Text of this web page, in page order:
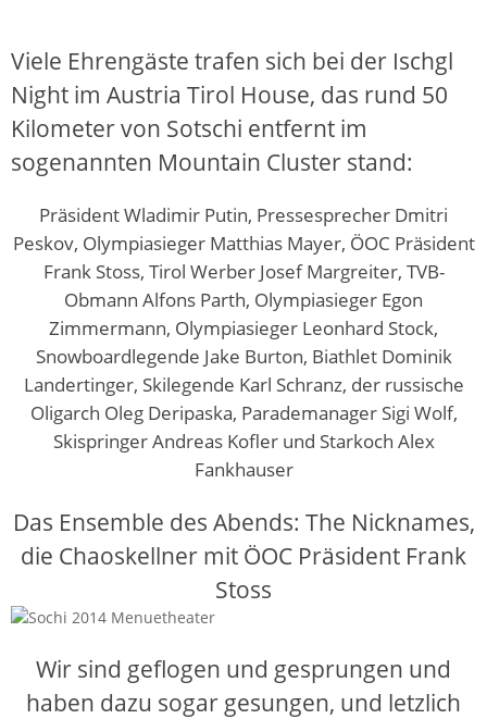
Viele Ehrengäste trafen sich bei der Ischgl
Night im Austria Tirol House, das rund 50
Kilometer von Sotschi entfernt im
sogenannten Mountain Cluster stand:
Präsident Wladimir Putin, Pressesprecher Dmitri
Peskov, Olympiasieger Matthias Mayer, ÖOC Präsident
Frank Stoss, Tirol Werber Josef Margreiter, TVB-
Obmann Alfons Parth, Olympiasieger Egon
Zimmermann, Olympiasieger Leonhard Stock,
Snowboardlegende Jake Burton, Biathlet Dominik
Landertinger, Skilegende Karl Schranz, der russische
Oligarch Oleg Deripaska, Parademanager Sigi Wolf,
Skispringer Andreas Kofler und Starkoch Alex
Fankhauser
Das Ensemble des Abends: The Nicknames,
die Chaoskellner mit ÖOC Präsident Frank
Stoss
Wir sind geflogen und gesprungen und
haben dazu sogar gesungen, und letzlich